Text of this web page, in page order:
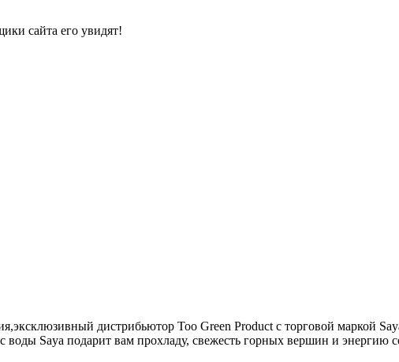
сайта его увидят!
дистрибьютор Тоо Green Product с торговой маркой
Saya подарит вам прохладу, свежесть горных вершин и энергию